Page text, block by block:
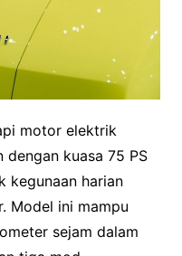
motor elektrik
kuasa 75 PS
kegunaan harian
Model ini mampu
sejam dalam